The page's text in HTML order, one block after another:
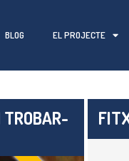
BLOG EL PROJECTE
TROBAR-